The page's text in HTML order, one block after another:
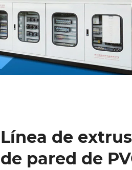
Línea de
de pared de